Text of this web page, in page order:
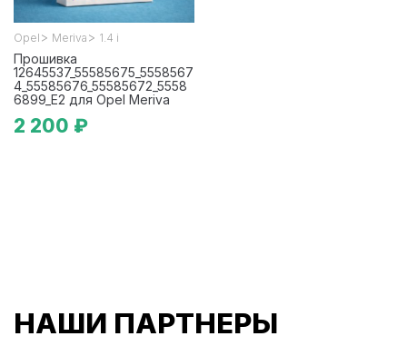
Opel > Meriva > 1.4 i
Прошивка
12645537_55585675_5558567
4_55585676_55585672_5558
6899_E2 для Opel Meriva
2 200 ₽
НАШИ ПАРТНЕРЫ